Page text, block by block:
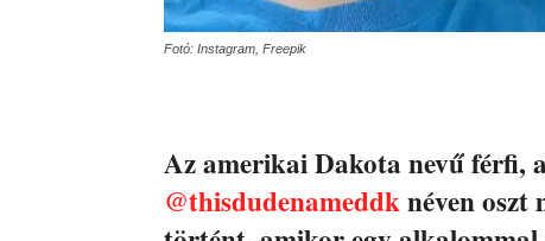
Fotó: Instagram, Freepik
Az amerikai Dakota nevű férfi,
@thisdudenameddknéven oszt